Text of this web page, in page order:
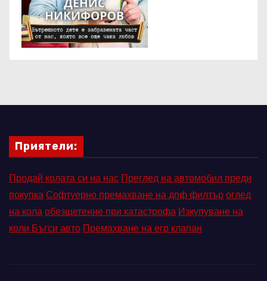
Приятели:
Продай колата си на нас Преглед на автомобил преди
покупкаСофтуерно премахване на дпф филтъроглед
на колаобезщетение при катастрофа Изкупуване на
коли Бъгси авто Премахване на егр клапан